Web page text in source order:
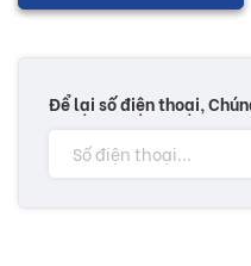
Để lại số điện thoại,